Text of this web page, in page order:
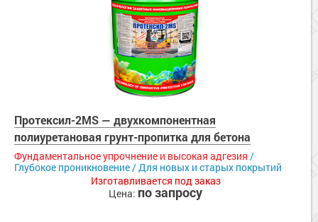
Протексил-2MS — двухкомпонентная
полиуретановая грунт-пропитка для бетона
Фундаментальное упрочнение и высокая адгезия /
Глубокое проникновение / Для новых и старых покрытий
Изготавливается под заказ
Цена: по запросу